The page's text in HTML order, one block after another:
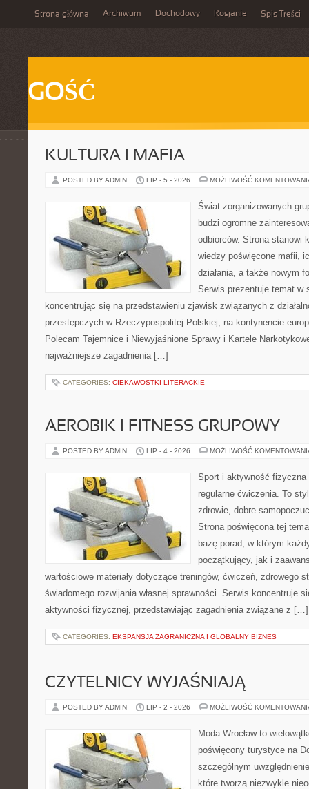
Strona główna Archiwum Dochodowy Rosjanie Spis Treści
GOŚĆ
KULTURA I MAFIA
POSTED BY ADMIN LIP - 5 - 2026 MOŻLIWOŚĆ
Świat zorganizowanych
budzi ogromne
odbiorców. Strona stanowi
wiedzy poświęcone mafii,
działania, a także nowym
Serwis prezentuje temat w
koncentrując się na przedstawieniu zjawisk związanych z
przestępczych w Rzeczypospolitej Polskiej, na kontynencie
Polecam Tajemnice i Niewyjaśnione Sprawy i Kartele
najważniejsze zagadnienia […]
CATEGORIES: CIEKAWOSTKI LITERACKIE
AEROBIK I FITNESS GRUPOWY
POSTED BY ADMIN LIP - 4 - 2026 MOŻLIWOŚĆ
Sport i aktywność
regularne ćwiczenia. To
zdrowie, dobre
Strona poświęcona tej
bazę porad, w którym
początkujący, jak i
wartościowe materiały dotyczące treningów, ćwiczeń, zdrowego
świadomego rozwijania własnej sprawności. Serwis koncentruje
aktywności fizycznej, przedstawiając zagadnienia związane z […]
CATEGORIES: EKSPANSJA ZAGRANICZNA I GLOBALNY BIZNES
CZYTELNICY WYJAŚNIAJĄ
POSTED BY ADMIN LIP - 2 - 2026 MOŻLIWOŚĆ
Moda Wrocław to
poświęcony turystyce na
szczególnym
które tworzą niezwykle